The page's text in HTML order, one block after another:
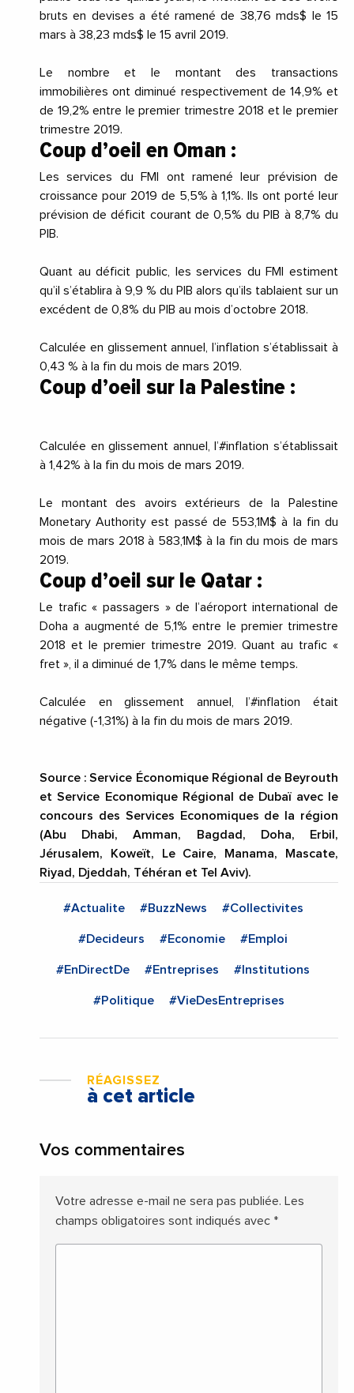
bruts en devises a été ramené de 38,76 mds$ le 15
mars à 38,23 mds$ le 15 avril 2019.
Le nombre et le montant des transactions
immobilières ont diminué respectivement de 14,9% et
de 19,2% entre le premier trimestre 2018 et le premier
trimestre 2019.
Coup d’oeil en Oman :
Les services du FMI ont ramené leur prévision de
croissance pour 2019 de 5,5% à 1,1%. Ils ont porté leur
prévision de déficit courant de 0,5% du PIB à 8,7% du
PIB.
Quant au déficit public, les services du FMI estiment
qu’il s’établira à 9,9 % du PIB alors qu’ils tablaient sur un
excédent de 0,8% du PIB au mois d’octobre 2018.
Calculée en glissement annuel, l’inflation s’établissait à
0,43 % à la fin du mois de mars 2019.
Coup d’oeil sur la Palestine :
Calculée en glissement annuel, l’#inflation s’établissait
à 1,42% à la fin du mois de mars 2019.
Le montant des avoirs extérieurs de la Palestine
Monetary Authority est passé de 553,1M$ à la fin du
mois de mars 2018 à 583,1M$ à la fin du mois de mars
2019.
Coup d’oeil sur le Qatar :
Le trafic « passagers » de l’aéroport international de
Doha a augmenté de 5,1% entre le premier trimestre
2018 et le premier trimestre 2019. Quant au trafic «
fret », il a diminué de 1,7% dans le même temps.
Calculée en glissement annuel, l’#inflation était
négative (-1,31%) à la fin du mois de mars 2019.
Source :Service Économique Régional de Beyrouth
et Service Economique Régional de Dubaï avec le
concours des Services Economiques de la région
(Abu Dhabi, Amman, Bagdad, Doha, Erbil,
Jérusalem, Koweït, Le Caire, Manama, Mascate,
Riyad, Djeddah, Téhéran et Tel Aviv).
#Actualite #BuzzNews #Collectivites
#Decideurs #Economie #Emploi
#EnDirectDe #Entreprises #Institutions
#Politique #VieDesEntreprises
RÉAGISSEZ
à cet article
Vos commentaires
Votre adresse e-mail ne sera pas publiée. Les
champs obligatoires sont indiqués avec *